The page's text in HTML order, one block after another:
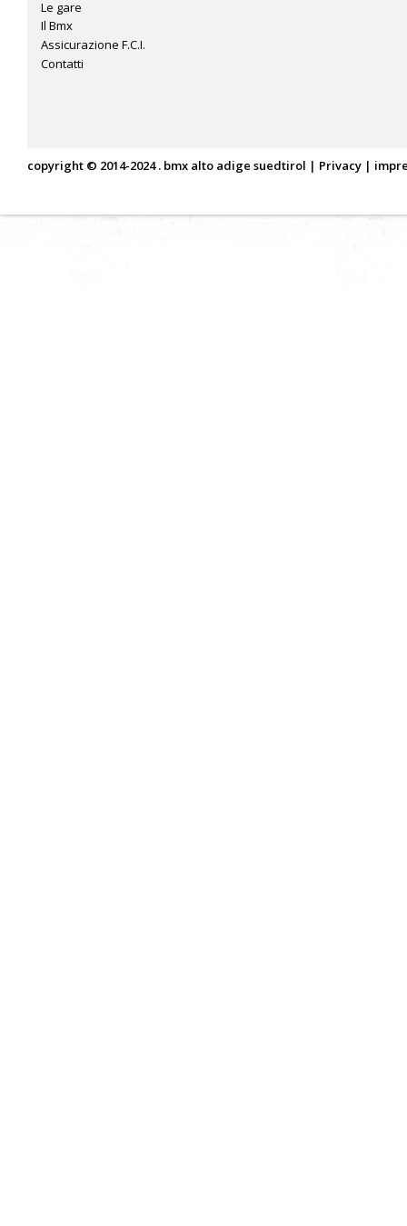
Le gare
Il Bmx
Assicurazione F.C.I.
Contatti
copyright © 2014-2024 . bmx alto adige suedtirol | Privacy |